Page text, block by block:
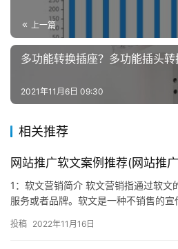
上一篇
多功能转换插座？多功能插头转
2021年11月6日 09:30
相关推荐
网站推广软文案例推荐(网站推
1：软文营销简介 软文营销指通过软文
服务或者品牌。软文是一种不销售的
文…
投稿 2022年11月16日